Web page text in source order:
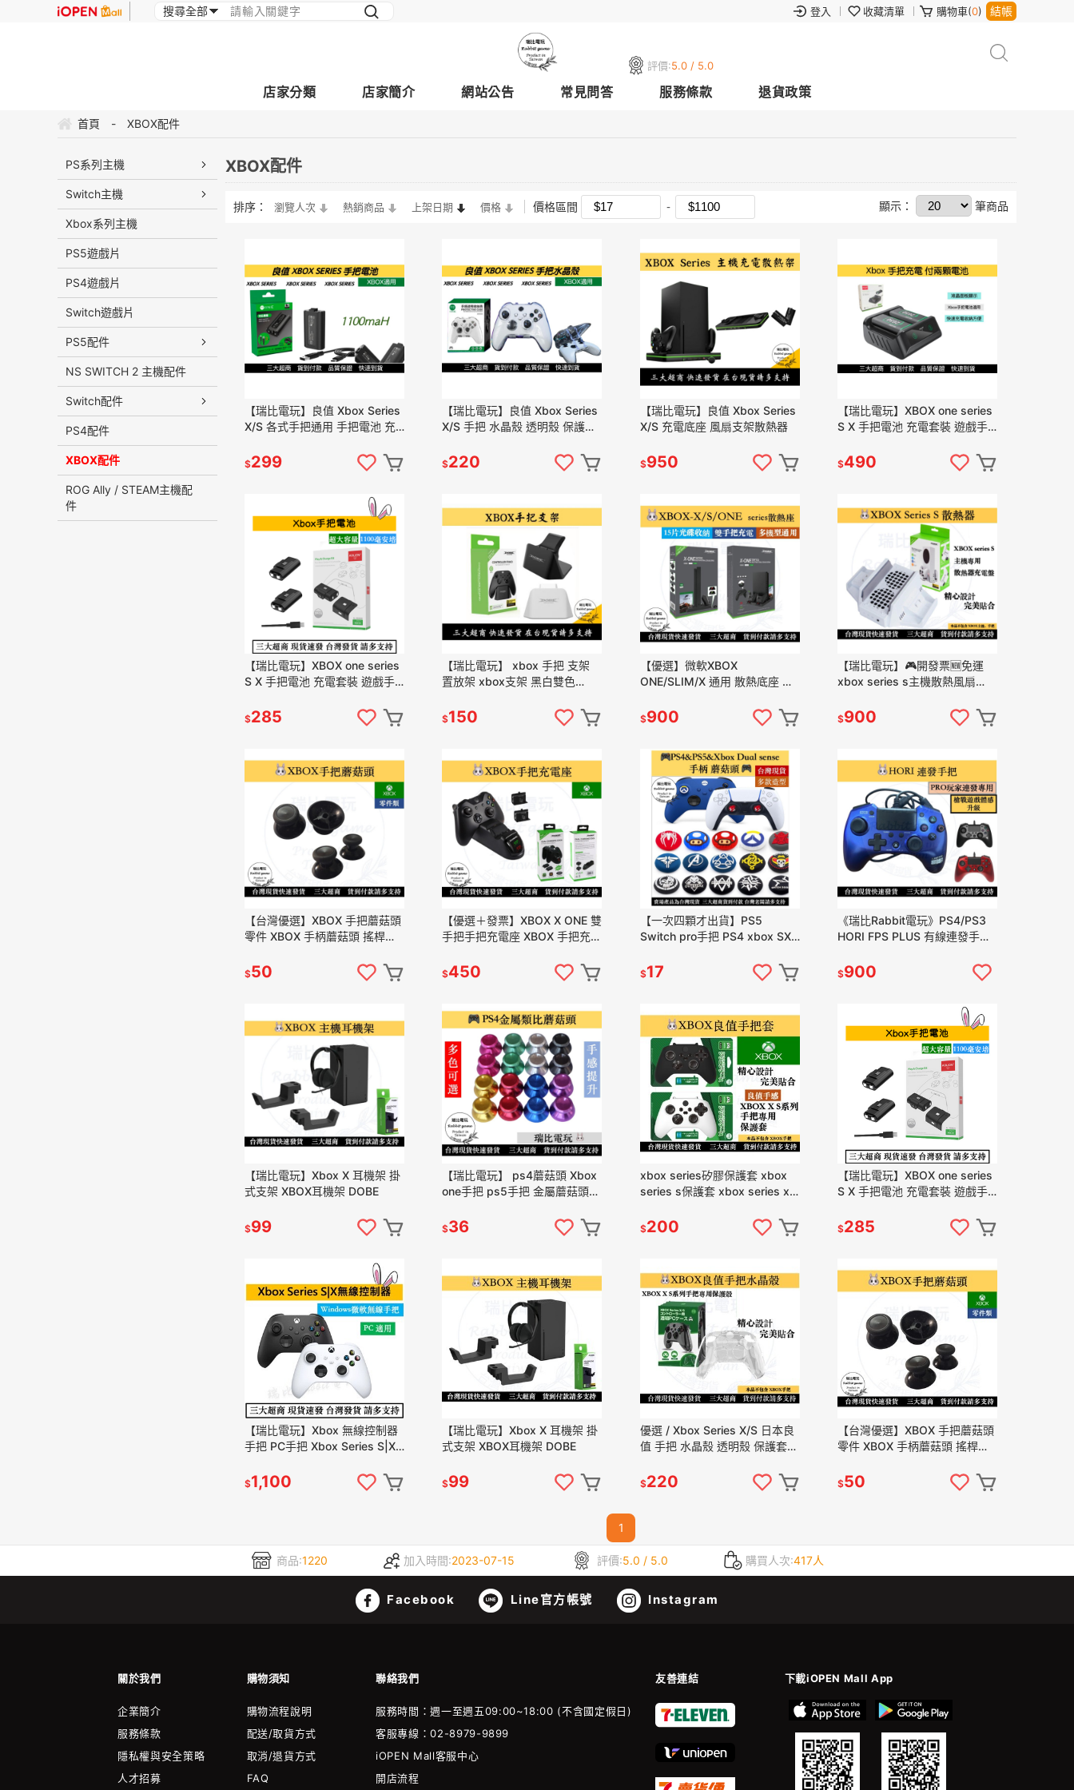
登入 收藏清單 購物車(0) 結帳
評價:5.0 / 5.0
店家分類 店家簡介 網站公告 常見問答 服務條款 退貨政策
首頁 - XBOX配件
PS系列主機
Switch主機
Xbox系列主機
PS5遊戲片
PS4遊戲片
Switch遊戲片
PS5配件
NS SWITCH 2 主機配件
Switch配件
PS4配件
XBOX配件
ROG Ally / STEAM主機配
件
XBOX配件
排序： 瀏覽人次 熱銷商品 上架日期 價格 價格區間 顯示： 筆商品
【瑞比電玩】良值 Xbox Series
X/S 各式手把通用 手把電池 充
$299
【瑞比電玩】良值 Xbox Series
X/S 手把 水晶殼 透明殼 保護套
$220
【瑞比電玩】良值 Xbox Series
X/S 充電底座 風扇支架散熱器
$950
【瑞比電玩】XBOX one series
S X 手把電池 充電套裝 遊戲手
$490
【瑞比電玩】XBOX one series
S X 手把電池 充電套裝 遊戲手
$285
【瑞比電玩】 xbox 手把 支架
置放架 xbox支架 黑白雙色
$150
【優選】微軟XBOX
ONE/SLIM/X 通用 散熱底座 主
XBOX充電散熱座 散熱風扇
$900
【瑞比電玩】🎮開發票🆕免運
xbox series s主機散熱風扇
架 x
$900
【台灣優選】XBOX 手把蘑菇頭
零件 XBOX 手柄蘑菇頭 搖桿頭
$50
【優選＋發票】XBOX X ONE 雙
手把手把充電座 XBOX 手把充電
DOBE【瑞比電玩】
$450
【一次四顆才出貨】PS5
Switch pro手把 PS4 xbox SX
菇帽 類比套
$17
《瑞比Rabbit電玩》PS4/PS3
HORI FPS PLUS 有線連發手把
$900
【瑞比電玩】Xbox X 耳機架 掛
式支架 XBOX耳機架 DOBE
$99
【瑞比電玩】 ps4蘑菇頭 Xbox
one手把 ps5手把 金屬蘑菇頭
套 ps4
$36
xbox series矽膠保護套 xbox
series s保護套 xbox series x
$200
【瑞比電玩】XBOX one series
S X 手把電池 充電套裝 遊戲手
$285
【瑞比電玩】Xbox 無線控制器
手把 PC手把 Xbox Series S|X
$1,100
【瑞比電玩】Xbox X 耳機架 掛
式支架 XBOX耳機架 DOBE
$99
優選 / Xbox Series X/S 日本良
值 手把 水晶殼 透明殼 保護套
$220
【台灣優選】XBOX 手把蘑菇頭
零件 XBOX 手柄蘑菇頭 搖桿頭
$50
1
商品:1220 加入時間:2023-07-15 評價:5.0 / 5.0 購買人次:417人
Facebook Line官方帳號 Instagram
關於我們 購物須知 聯絡我們 友善連結 下載iOPEN Mall App
企業簡介
服務條款
隱私權與安全策略
人才招募
購物流程說明
配送/取貨方式
取消/退貨方式
FAQ
服務時間：週一至週五09:00~18:00 (不含國定假日)
客服專線：02-8979-9899
iOPEN Mall客服中心
開店流程